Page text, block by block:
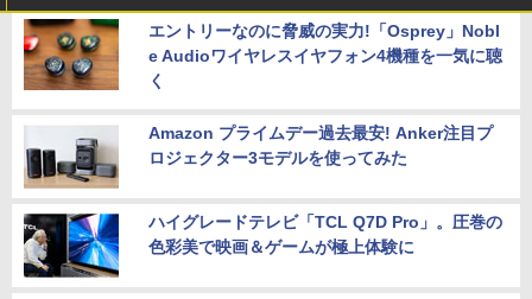
エントリーなのに脅威の実力!「Osprey」Nobl
e Audioワイヤレスイヤフォン4機種を一気に聴
く
Amazon プライムデー過去最安! Anker注目プ
ロジェクター3モデルを使ってみた
ハイグレードテレビ「TCL Q7D Pro」。圧巻の
色彩美で映画＆ゲームが極上体験に